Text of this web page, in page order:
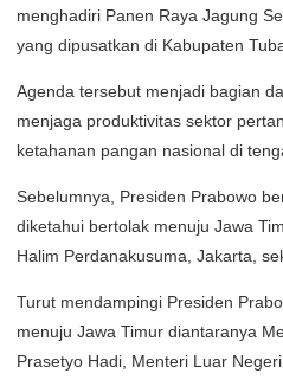
menghadiri Panen Raya Jagung
yang dipusatkan di Kabupaten
Agenda tersebut menjadi bagian
menjaga produktivitas sektor
ketahanan pangan nasional di
Sebelumnya, Presiden Prabowo
diketahui bertolak menuju Jawa
Halim Perdanakusuma, Jakarta,
Turut mendampingi Presiden
menuju Jawa Timur diantaranya
Prasetyo Hadi, Menteri Luar